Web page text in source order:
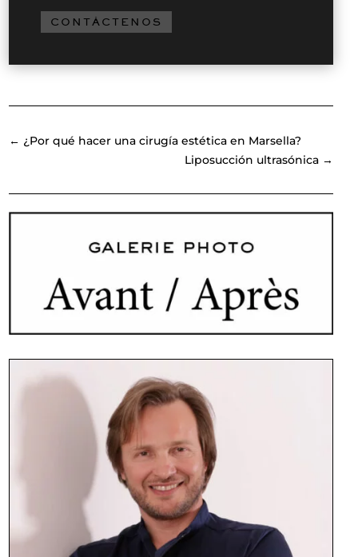
CONTÁCTENOS
← ¿Por qué hacer una cirugía estética en Marsella?
Liposucción ultrasónica→